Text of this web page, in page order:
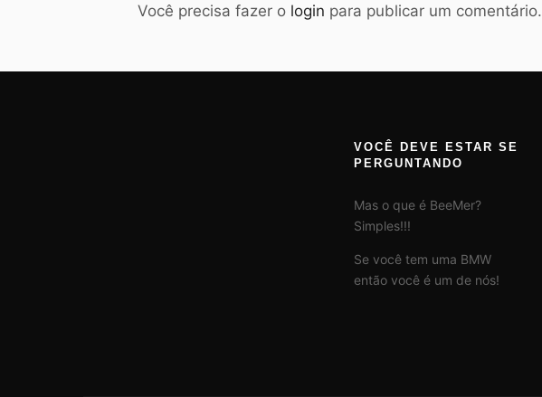
Você precisa fazer o login para publicar um comentário.
VOCÊ DEVE ESTAR SE
PERGUNTANDO
Mas o que é BeeMer?
Simples!!!
Se você tem uma BMW
então você é um de nós!